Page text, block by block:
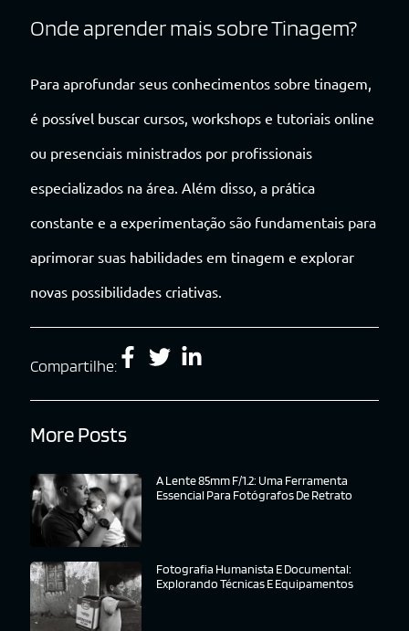
Onde aprender mais sobre Tinagem?
Para aprofundar seus conhecimentos sobre tinagem,
é possível buscar cursos, workshops e tutoriais online
ou presenciais ministrados por profissionais
especializados na área. Além disso, a prática
constante e a experimentação são fundamentais para
aprimorar suas habilidades em tinagem e explorar
novas possibilidades criativas.
Compartilhe:
More Posts
A Lente 85mm F/1.2: Uma Ferramenta
Essencial Para Fotógrafos De Retrato
Fotografia Humanista E Documental:
Explorando Técnicas E Equipamentos